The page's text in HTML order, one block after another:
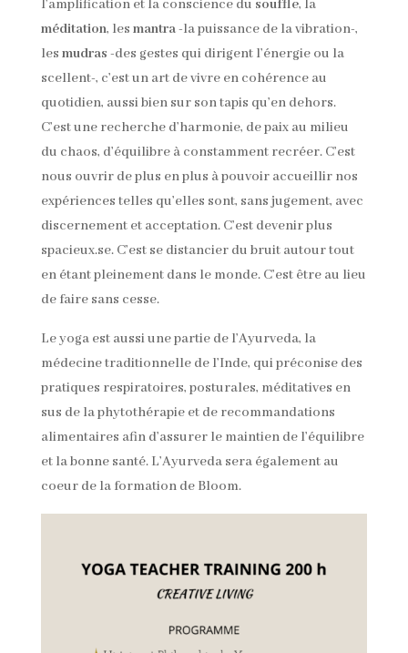
l’amplification et la conscience du souffle, la
méditation, les mantra-la puissance de la vibration-,
les mudras -des gestes qui dirigent l’énergie ou la
scellent-, c’est un art de vivre en cohérence au
quotidien, aussi bien sur son tapis qu’en dehors.
C’est une recherche d’harmonie, de paix au milieu
du chaos, d’équilibre à constamment recréer. C’est
nous ouvrir de plus en plus à pouvoir accueillir nos
expériences telles qu’elles sont, sans jugement, avec
discernement et acceptation. C’est devenir plus
spacieux.se. C’est se distancier du bruit autour tout
en étant pleinement dans le monde. C’est être au lieu
de faire sans cesse.
Le yoga est aussi une partie de l’Ayurveda, la
médecine traditionnelle de l’Inde, qui préconise des
pratiques respiratoires, posturales, méditatives en
sus de la phytothérapie et de recommandations
alimentaires afin d’assurer le maintien de l’équilibre
et la bonne santé. L’Ayurveda sera également au
coeur de la formation de Bloom.